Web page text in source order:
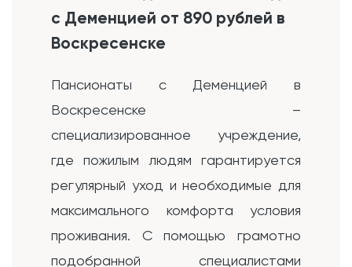
с Деменцией от 890 рублей в
Воскресенске
Пансионаты с Деменцией в
Воскресенске –
специализированное учреждение,
где пожилым людям гарантируется
регулярный уход и необходимые для
максимального комфорта условия
проживания. С помощью грамотно
подобранной специалистами